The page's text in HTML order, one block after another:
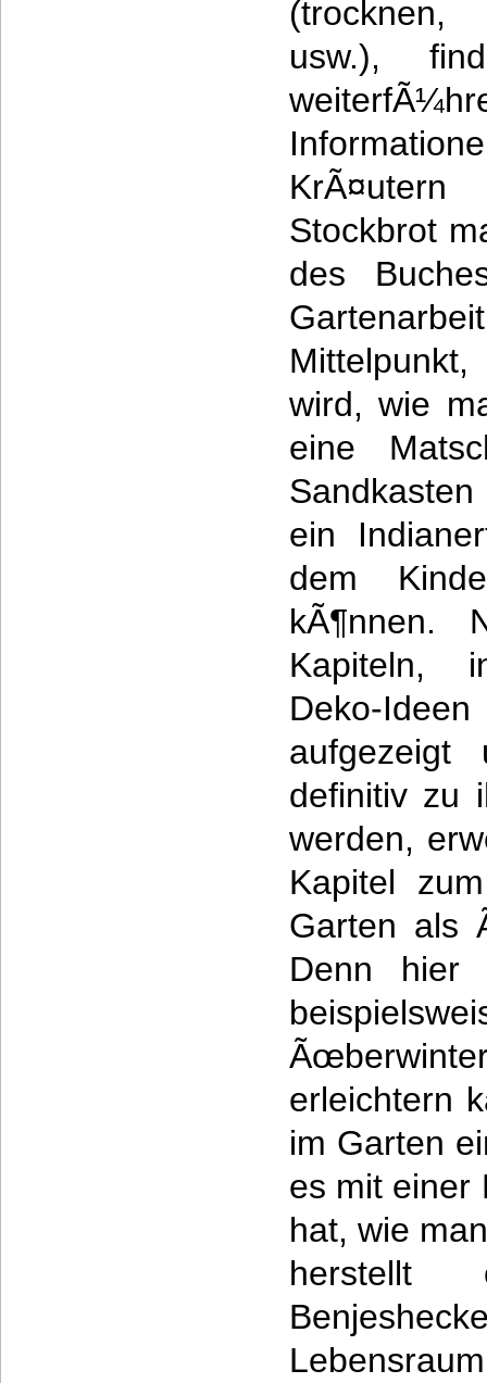
(trocknen,
usw.),
Stockbrot
des
wird, wie
eine
ein
dem
kÃ¶nnen.
Kapiteln,
Deko-
aufgezeigt
definitiv zu
werden,
Kapitel
Garten als
Denn hier
erleichtern
im Garten
es mit einer
hat, wie